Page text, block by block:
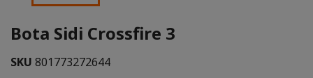
Bota Sidi Crossfire 3
SKU 801773272644